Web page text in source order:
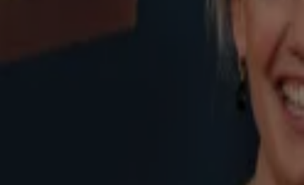
Jay Zwarts en Naomi Joël reageren op kritiek rond bevallingsvlog: 'Wij zijn influencers'